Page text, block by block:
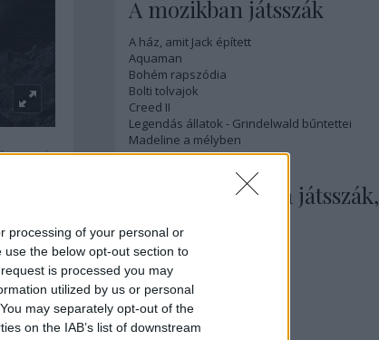
processing of your personal or
the below opt-out section to
is processed you may
utilized by us or personal
may separately opt-out of the
on the IAB’s list of downstream
is
nagy
Bale
ha
A mozikban játsszák
A ház, amit Jack épített
Aquaman
Bohém rapszódia
Bolti tolvajok
Creed II
Legendás állatok - Grindelwald bűntettei
Madeline a mélyben
A mozikban nem játsszák,
Annihilation
Disobedience
Egy sármos férfi
November
Örök tél